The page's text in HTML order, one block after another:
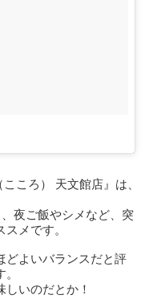
ころ） 天文館店』は、
夜ご飯やシメなど、突
メです。
どよいバランスだと評
いのだとか！